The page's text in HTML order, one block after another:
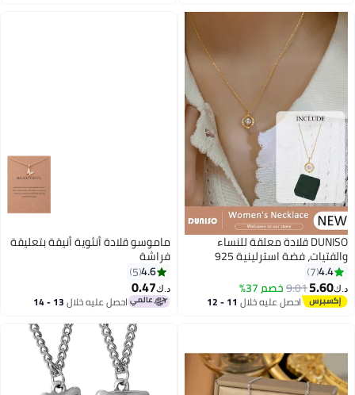
DUNISO قلادة معلقة للنساء
والفتيات، فضة استرلينية 925
ذهبية مجوفة، إكسسوارات موضة
عصرية مع لمسة فريدة من
البساطة، إكسسوارات مجوهرات
السنوية.
4.4
7
د.ك‏5.60
9.01خصم 37%
احصل عليه خلال 11 - 12
ماموسو قلادة أنثوية أنيقة بتعليقة
فراشة
4.6
5
د.ك‏0.47
احصل عليه خلال 13 - 14